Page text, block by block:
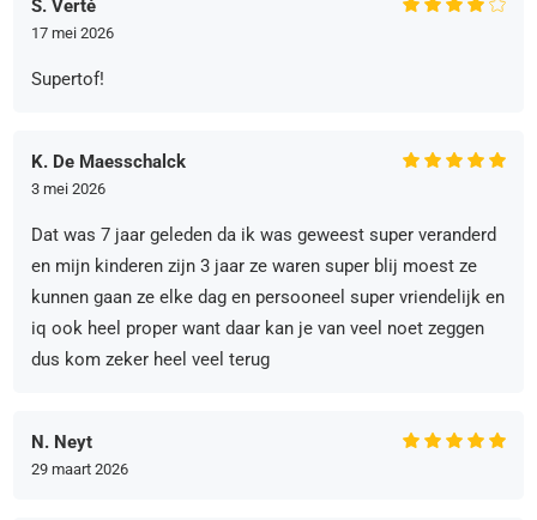
S. Verté
17 mei 2026
Supertof!
K. De Maesschalck
3 mei 2026
Dat was 7 jaar geleden da ik was geweest super veranderd
en mijn kinderen zijn 3 jaar ze waren super blij moest ze
kunnen gaan ze elke dag en persooneel super vriendelijk en
iq ook heel proper want daar kan je van veel noet zeggen
dus kom zeker heel veel terug
N. Neyt
29 maart 2026